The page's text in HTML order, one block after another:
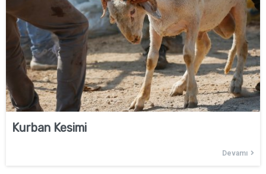
Kurban Kesimi
Devamı